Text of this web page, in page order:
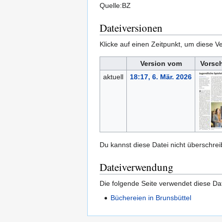
Quelle:BZ
Dateiversionen
Klicke auf einen Zeitpunkt, um diese
Version vom
aktuell
18:17, 6. Mär. 2026
Du kannst diese Datei nicht
Dateiverwendung
Die folgende Seite verwendet diese
Büchereien in Brunsbüttel